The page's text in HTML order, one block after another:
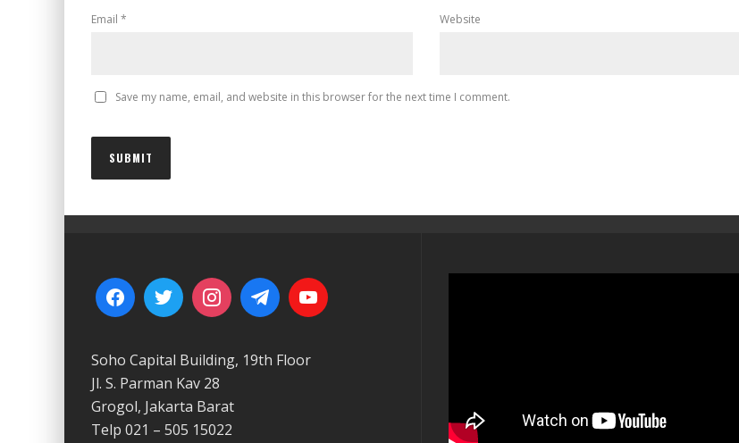
Email * Website
Save my name, email, and website in this browser for the next time I comment.
Soho Capital Building, 19th Floor
Jl. S. Parman Kav 28
Grogol, Jakarta Barat
Telp 021 – 505 15022